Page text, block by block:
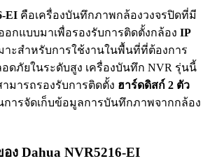
EI คือเครื่องบันทึกภาพกล้องวงจรปิดที่มี
กแบบมาเพื่อรองรับการติดตั้งกล้อง IP
าะสำหรับการใช้งานในพื้นที่ที่ต้องการ
อดภัยในระดับสูง เครื่องบันทึก NVR รุ่นนี้
ามารถรองรับการติดตั้ง ฮาร์ดดิสก์ 2 ตัว
การจัดเก็บข้อมูลการบันทึกภาพจากกล้อง
ง Dahua NVR5216-EI